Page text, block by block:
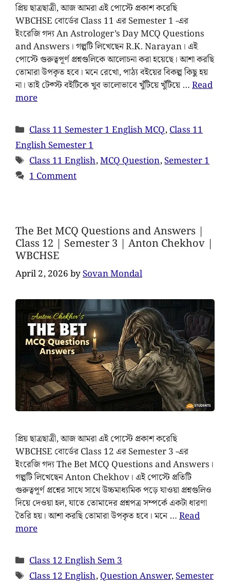
প্রিয় ছাত্রছাত্রী, আজ আমরা এই পোস্টে প্রকাশ করেছি
WBCHSE বোর্ডের Class 11 এর Semester 1 -এর
ইংরেজি গদ্য An Astrologer’s Day MCQ Questions
and Answers। গল্পটি লিখেছেন R.K. Narayan। এই
পোস্টে গুরুত্বপূর্ণ প্রশ্নগুলিকে আলোচনা করা হয়েছে। আশা করছি
তোমারা উপকৃত হবে। মনে রেখো, পাঠ্য বইয়ের বিকল্প কিছু হয়
না। তাই টেক্স্ট বইটিকে খুব ভালোভাবে খুঁটিয়ে খুঁটিয়ে …Read
more
Class 11 Semester 1 English MCQ,Class 11
English Semester 1
Class 11 English,MCQ Question,Semester 1
1 Comment
The Bet MCQ Questions and Answers |
Class 12 | Semester 3 | Anton Chekhov |
WBCHSE
April 2, 2026bySovan Mondal
প্রিয় ছাত্রছাত্রী, আজ আমরা এই পোস্টে প্রকাশ করেছি
WBCHSE বোর্ডের Class 12 এর Semester 3 -এর
ইংরেজি গদ্য The Bet MCQ Questions and Answers।
গল্পটি লিখেছেন Anton Chekhov। এই পোস্টে প্রতিটি
গুরুত্বপূর্ণ প্রশ্নের সাথে সাথে উচ্চমাধ্যমিক পড়ে যাওয়া প্রশ্নগুলিও
দিয়ে দেওয়া হল, যাতে তোমাদের প্রশ্নপত্র সম্পর্কে একটা ধারণা
তৈরি হয়। আশা করছি তোমারা উপকৃত হবে। মনে …Read
more
Class 12 English Sem 3
Class 12 English,Question Answer,Semester